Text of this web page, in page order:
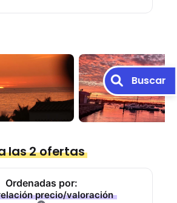
las 2 ofertas
Ordenadas por:
precio/valoración
Buscar